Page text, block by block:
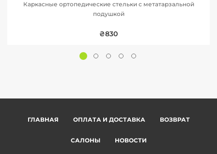
Каркасные ортопедические стельки с метатарзальной
подушкой
₴830
ГЛАВНАЯ ОПЛАТА И ДОСТАВКА ВОЗВРАТ
САЛОНЫ НОВОСТИ